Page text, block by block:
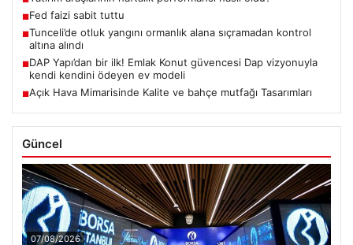
■Fed faizi sabit tuttu
■Tunceli’de otluk yangını ormanlık alana sıçramadan kontrol
altına alındı
■DAP Yapı’dan bir ilk! Emlak Konut güvencesi Dap vizyonuyla
kendi kendini ödeyen ev modeli
■Açık Hava Mimarisinde Kalite ve bahçe mutfağı Tasarımları
Güncel
07/08/2026